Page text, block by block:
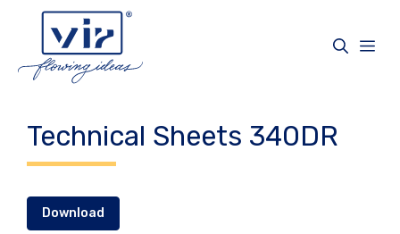
contenuto
Technical Sheets 340DR
Download